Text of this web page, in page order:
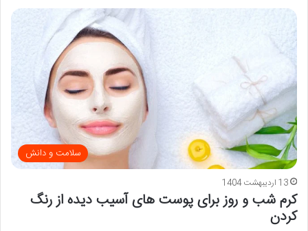
سلامت و دانش
13 اردیبهشت 1404
کرم شب و روز برای پوست های آسیب دیده از رنگ
کردن